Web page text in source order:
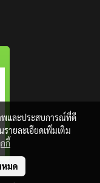
พและประสบการณ์ที่ดี
ายละเอียดเพิ่มเติม
กี้
หมด